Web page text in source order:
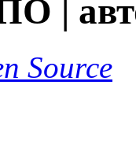
|
Source